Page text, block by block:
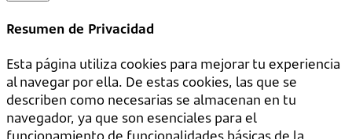
Resumen de Privacidad
Esta página utiliza cookies para mejorar tu experiencia
al navegar por ella. De estas cookies, las que se
describen como necesarias se almacenan en tu
navegador, ya que son esenciales para el